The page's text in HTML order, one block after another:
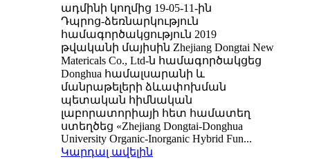
ադմինի կողմից 19-05-11-ին
Դպրոց-ձեռնարկություն
համագործակցություն 2019
թվականի մայիսին Zhejiang Dongtai New
Matericals Co., Ltd-ն համագործակցեց
Donghua համալսարանի և
մանրաթելերի ձևափոխման
պետական ​​հիմնական
լաբորատորիայի հետ համատեղ
ստեղծեց «Zhejiang Dongtai-Donghua
University Organic-Inorganic Hybrid Fun...
Կարդալ ավելին